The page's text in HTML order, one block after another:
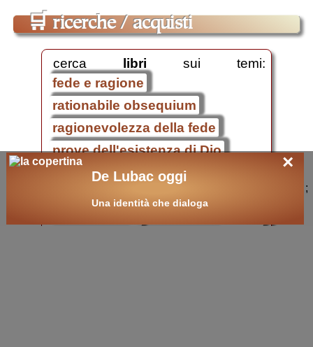
🛒 ricerche / acquisti
cerca libri sui temi:
fede e ragione
rationabile obsequium
ragionevolezza della fede
prove dell'esistenza di Dio
divinità di Cristo
×
De Lubac oggi
Una identità che dialoga
;